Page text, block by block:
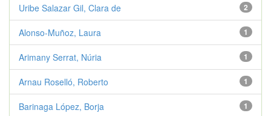
2
Uribe Salazar Gil, Clara de
1
Alonso-Muñoz, Laura
1
Arimany Serrat, Núria
1
Arnau Roselló, Roberto
1
Barinaga López, Borja